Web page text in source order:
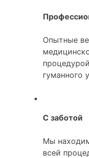
Опытные
гуманного
С заботой
Мы
всей